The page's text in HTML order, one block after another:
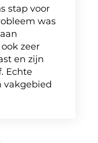
stap voor
was
zeer
en zijn
Echte
vakgebied